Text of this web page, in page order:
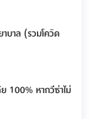
บาล (รวมโควิด
100% หากวีซ่าไม่